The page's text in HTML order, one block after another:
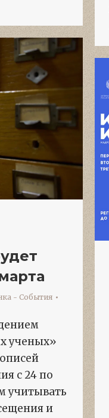
- События
ученых»
с 24 по
учитывать
и